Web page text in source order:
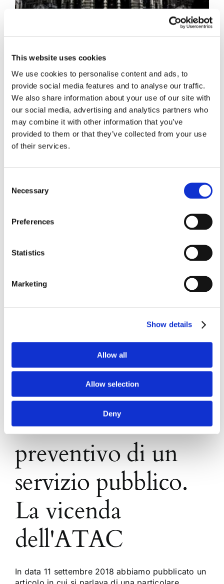
This website uses cookies
We use cookies to personalise content and ads, to
provide social media features and to analyse our traffic.
We also share information about your use of our site with
our social media, advertising and analytics partners who
may combine it with other information that you’ve
provided to them or that they’ve collected from your use
of their services.
Selection
Necessary
Preferences
Statistics
Marketing
Show details
Allow all
Allow selection
Deny
preventivo, i limiti
della falcidiabilità
del credito Iva
Diritto fallimentare,
Luca Chiaretti
Il concordato
preventivo di un
servizio pubblico.
La vicenda
dell'ATAC
In data 11 settembre 2018 abbiamo pubblicato un